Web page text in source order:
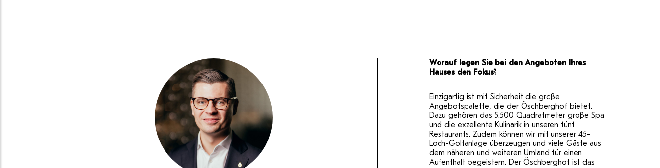
Worauf legen Sie bei den Angeboten Ihres
Hauses den Fokus?
Einzigartig ist mit Sicherheit die große
Angebotspalette, die der Öschberghof bietet.
Dazu gehören das 5.500 Quadratmeter große Spa
und die exzellente Kulinarik in unseren fünf
Restaurants. Zudem können wir mit unserer 45-
Loch-Golfanlage überzeugen und viele Gäste aus
dem näheren und weiteren Umland für einen
Aufenthalt begeistern. Der Öschberghof ist das